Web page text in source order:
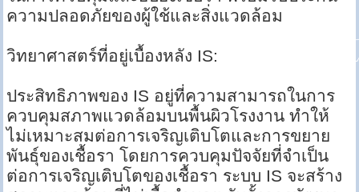
ความปลอดภัยของผู้ใช้และสิ่งแวดล้อม
วิทยาศาสตร์ที่อยู่เบื้องหลัง IS:
ประสิทธิภาพของ IS อยู่ที่ความสามารถในการ
ควบคุมสภาพแวดล้อมบนพื้นผิวโรงงาน ทำให้
ไม่เหมาะสมต่อการเจริญเติบโตและการขยาย
พันธุ์ของเชื้อรา โดยการควบคุมปัจจัยที่จำเป็น
ต่อการเจริญเติบโตของเชื้อรา ระบบ IS จะสร้าง